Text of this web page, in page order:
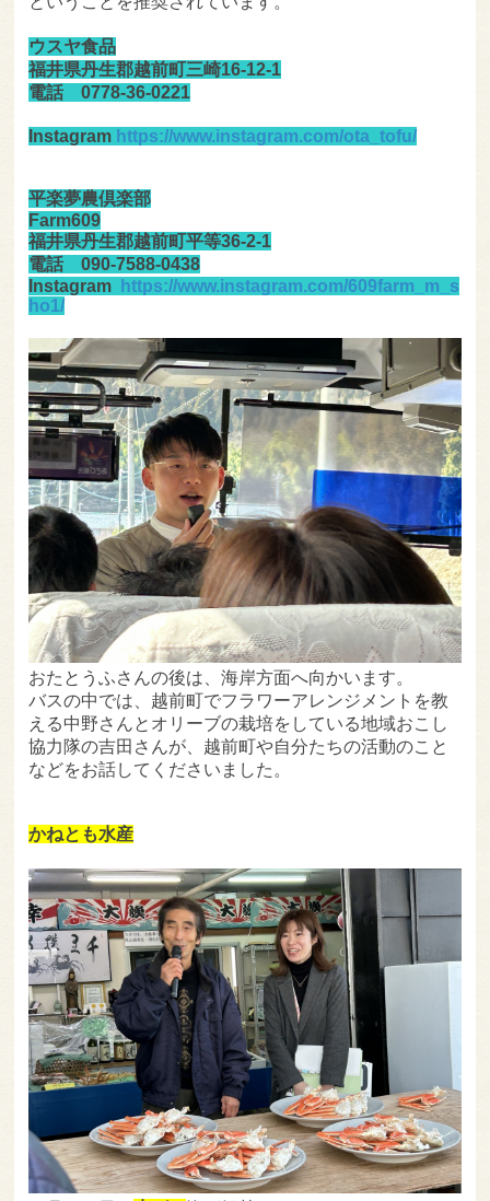
ウスヤ食品
福井県丹生郡越前町三崎16-12-1
電話 0778-36-0221
Instagram https://www.instagram.com/ota_tofu/
平楽夢農倶楽部
Farm609
福井県丹生郡越前町平等36-2-1
電話 090-7588-0438
Instagram
https://www.instagram.com/609farm_m_s
ho1/
おたとうふさんの後は、海岸方面へ向かいます。
バスの中では、越前町でフラワーアレンジメントを教
える中野さんとオリーブの栽培をしている地域おこし
協力隊の吉田さんが、越前町や自分たちの活動のこと
などをお話してくださいました。
かねとも水産